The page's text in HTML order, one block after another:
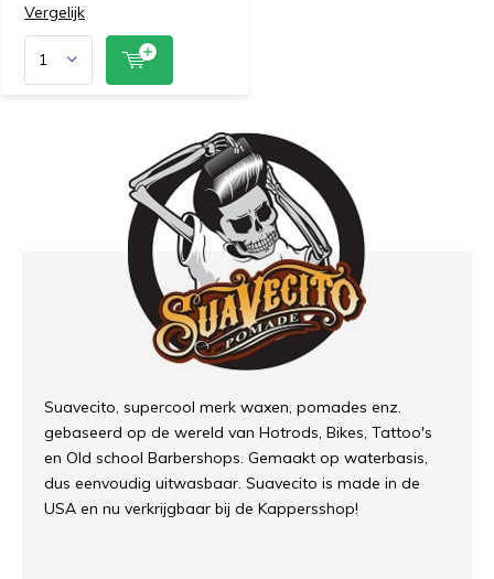
Vergelijk
Suavecito, supercool merk waxen, pomades enz.
gebaseerd op de wereld van Hotrods, Bikes, Tattoo's
en Old school Barbershops. Gemaakt op waterbasis,
dus eenvoudig uitwasbaar. Suavecito is made in de
USA en nu verkrijgbaar bij de Kappersshop!